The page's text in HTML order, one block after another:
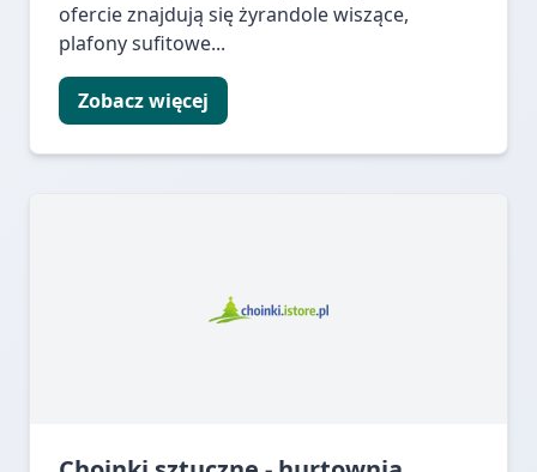
ofercie znajdują się żyrandole wiszące,
plafony sufitowe...
Zobacz więcej